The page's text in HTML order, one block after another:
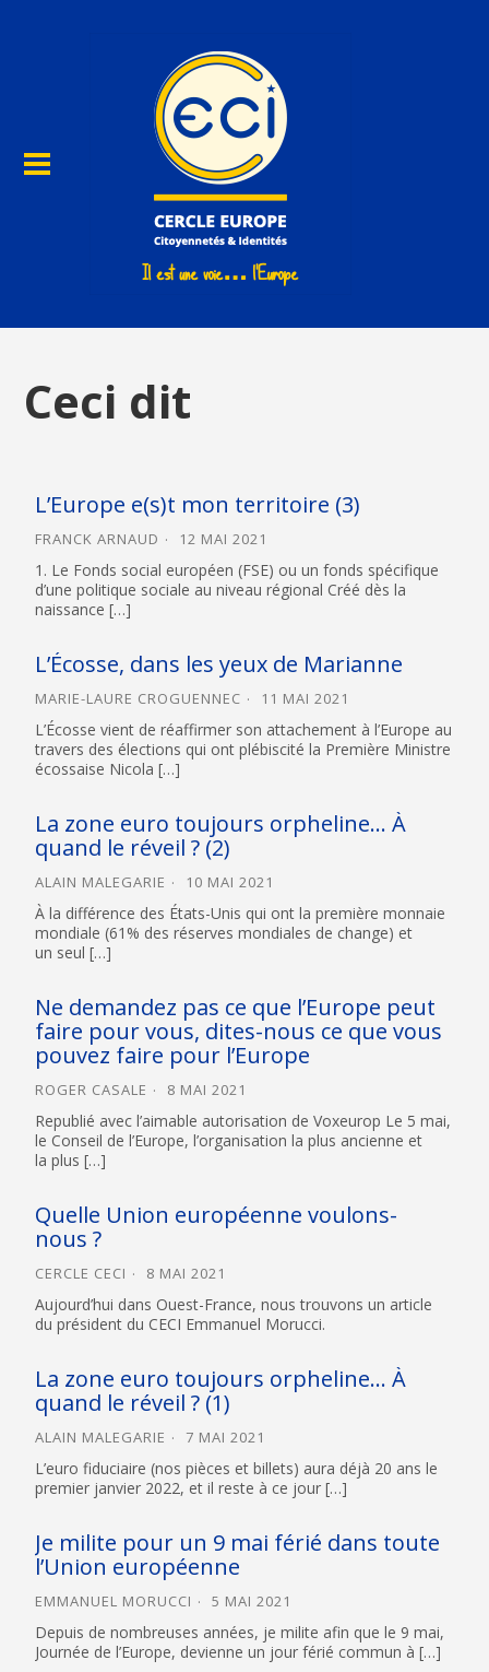
Ceci dit
L’Europe e(s)t mon territoire (3)
FRANCK ARNAUD 12 MAI 2021
1. Le Fonds social européen (FSE) ou un fonds spécifique
d’une politique sociale au niveau régional Créé dès la
naissance […]
L’Écosse, dans les yeux de Marianne
MARIE-LAURE CROGUENNEC 11 MAI 2021
L’Écosse vient de réaffirmer son attachement à l’Europe au
travers des élections qui ont plébiscité la Première Ministre
écossaise Nicola […]
La zone euro toujours orpheline… À
quand le réveil ? (2)
ALAIN MALEGARIE 10 MAI 2021
À la différence des États-Unis qui ont la première monnaie
mondiale (61% des réserves mondiales de change) et
un seul […]
Ne demandez pas ce que l’Europe peut
faire pour vous, dites-nous ce que vous
pouvez faire pour l’Europe
ROGER CASALE 8 MAI 2021
Republié avec l’aimable autorisation de Voxeurop Le 5 mai,
le Conseil de l’Europe, l’organisation la plus ancienne et
la plus […]
Quelle Union européenne voulons-
nous ?
CERCLE CECI 8 MAI 2021
Aujourd’hui dans Ouest-France, nous trouvons un article
du président du CECI Emmanuel Morucci.
La zone euro toujours orpheline… À
quand le réveil ? (1)
ALAIN MALEGARIE 7 MAI 2021
L’euro fiduciaire (nos pièces et billets) aura déjà 20 ans le
premier janvier 2022, et il reste à ce jour […]
Je milite pour un 9 mai férié dans toute
l’Union européenne
EMMANUEL MORUCCI 5 MAI 2021
Depuis de nombreuses années, je milite afin que le 9 mai,
Journée de l’Europe, devienne un jour férié commun à […]